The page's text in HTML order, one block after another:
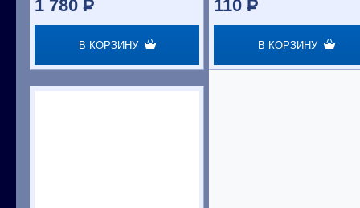
1 780 P
В КОРЗИНУ
110 P
В КОРЗИНУ